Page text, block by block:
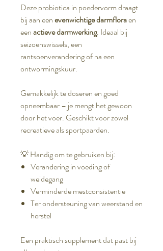
Deze probiotica in poedervorm draagt
bij aan eenevenwichtige darmfloraen
eenactieve darmwerking. Ideaal bij
seizoenswissels, een
rantsoenverandering of na een
ontwormingskuur.
Gemakkelijk te doseren en goed
opneembaar – je mengt het gewoon
door het voer. Geschikt voor zowel
recreatieve als sportpaarden.
💡 Handig om te gebruiken bij:
Verandering in voeding of
weidegang
Verminderde mestconsistentie
Ter ondersteuning van weerstand en
herstel
Een praktisch supplement dat past bij